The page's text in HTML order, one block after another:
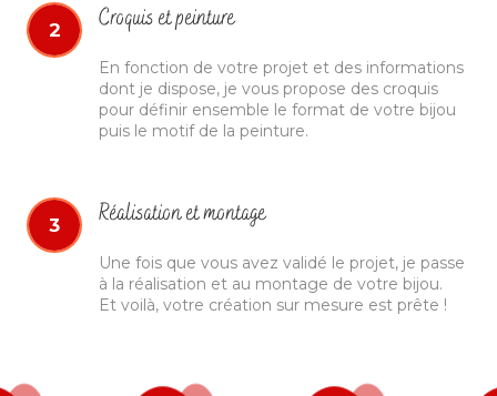
2 Croquis et peinture
En fonction de votre projet et des informations
dont je dispose, je vous propose des croquis
pour définir ensemble le format de votre bijou
puis le motif de la peinture.
3 Réalisation et montage
Une fois que vous avez validé le projet, je passe
à la réalisation et au montage de votre bijou.
Et voilà, votre création sur mesure est prête !